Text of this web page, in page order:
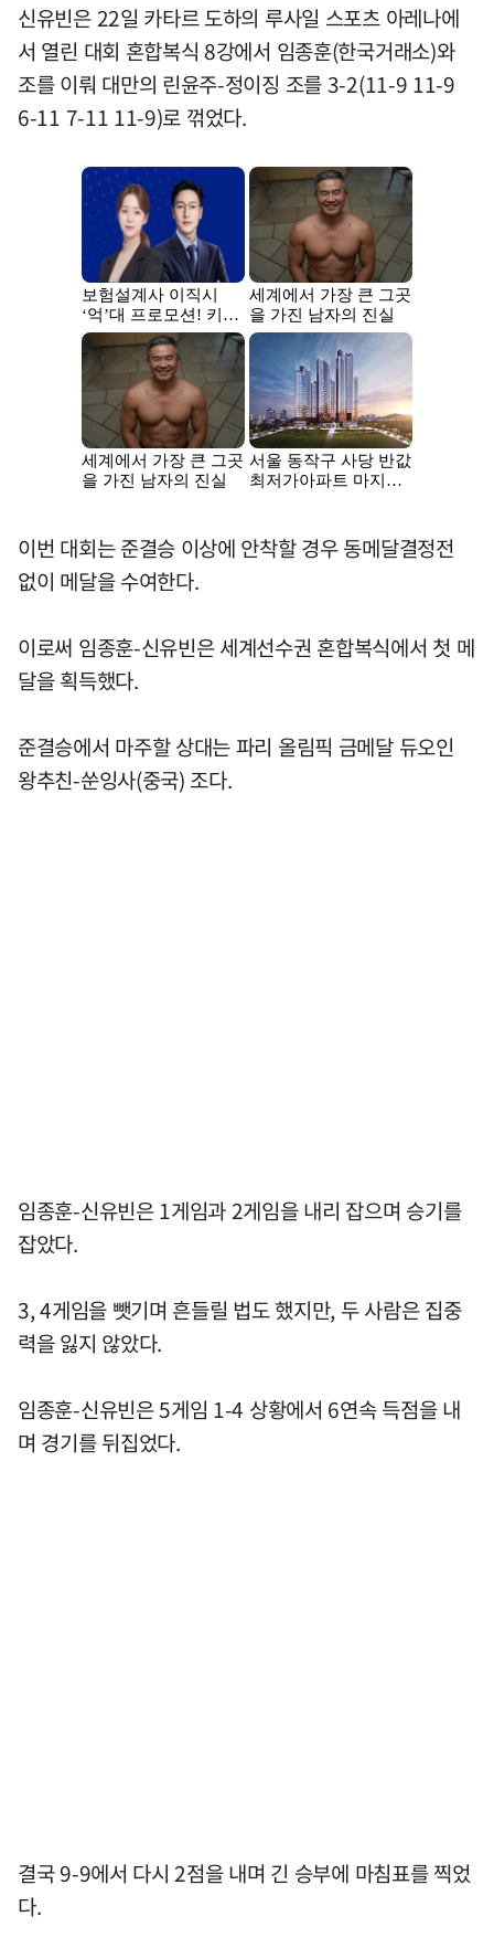
신유빈은 22일 카타르 도하의 루사일 스포츠 아레나에
서 열린 대회 혼합복식 8강에서 임종훈(한국거래소)와
조를 이뤄 대만의 린윤주-정이징 조를 3-2(11-9 11-9
6-11 7-11 11-9)로 꺾었다.
이번 대회는 준결승 이상에 안착할 경우 동메달결정전
없이 메달을 수여한다.
이로써 임종훈-신유빈은 세계선수권 혼합복식에서 첫 메
달을 획득했다.
준결승에서 마주할 상대는 파리 올림픽 금메달 듀오인
왕추친-쑨잉사(중국) 조다.
임종훈-신유빈은 1게임과 2게임을 내리 잡으며 승기를
잡았다.
3, 4게임을 뺏기며 흔들릴 법도 했지만, 두 사람은 집중
력을 잃지 않았다.
임종훈-신유빈은 5게임 1-4 상황에서 6연속 득점을 내
며 경기를 뒤집었다.
결국 9-9에서 다시 2점을 내며 긴 승부에 마침표를 찍었
다.